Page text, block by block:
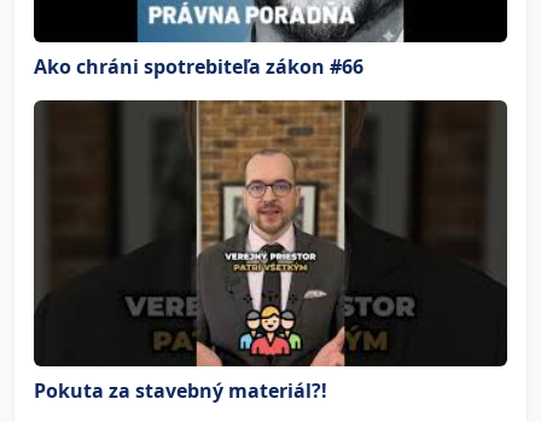
Ako chráni spotrebiteľa zákon #66
Pokuta za stavebný materiál?!